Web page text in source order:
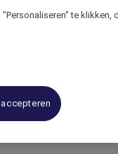
te klikken,